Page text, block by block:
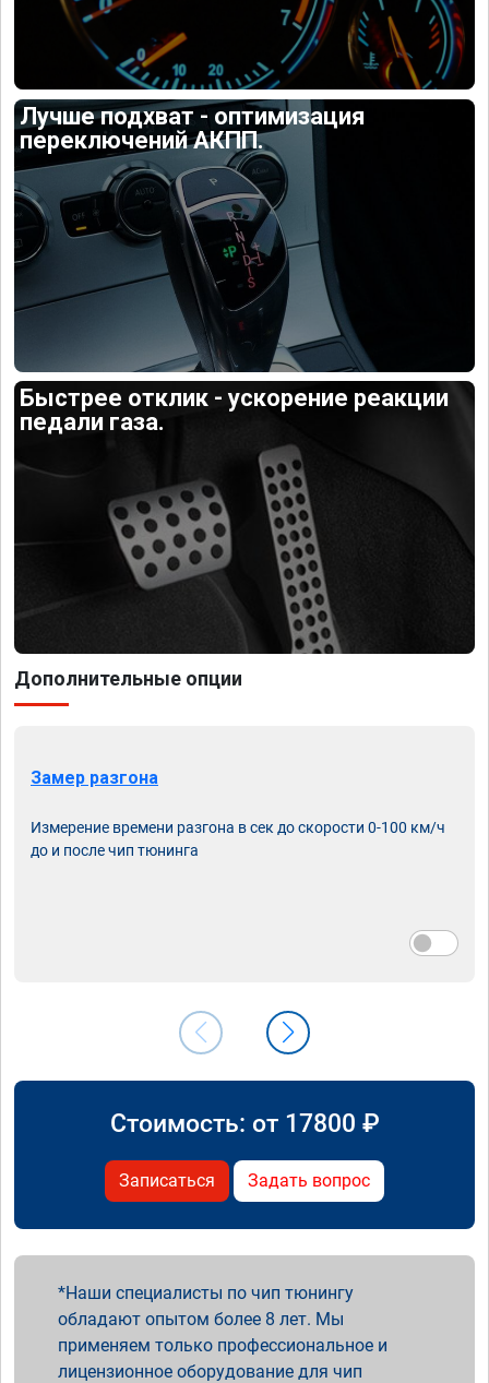
Лучше подхват - оптимизация
переключений АКПП.
Быстрее отклик - ускорение реакции
педали газа.
Дополнительные опции
Замер разгона
Измерение времени разгона в сек до скорости 0-100 км/ч
до и после чип тюнинга
Стоимость: от 17800 ₽
Записаться Задать вопрос
Наши специалисты по чип тюнингу
обладают опытом более 8 лет. Мы
применяем только профессиональное и
лицензионное оборудование для чип